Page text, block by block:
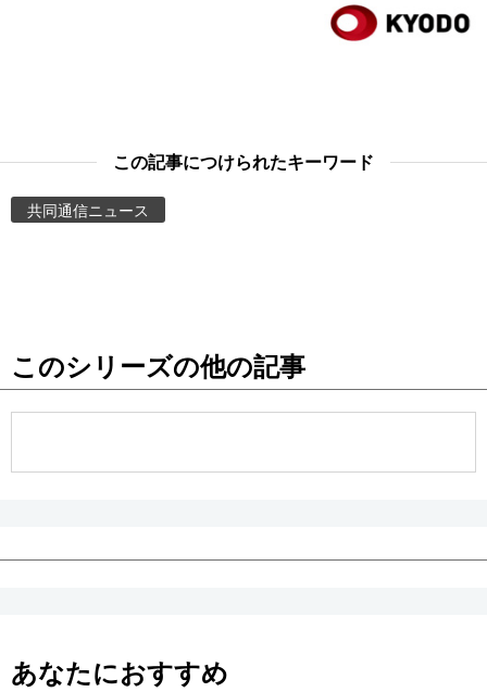
スポーツ・東京2020
Images
この記事につけられたキーワード
共同通信ニュース
このシリーズの他の記事
あなたにおすすめ